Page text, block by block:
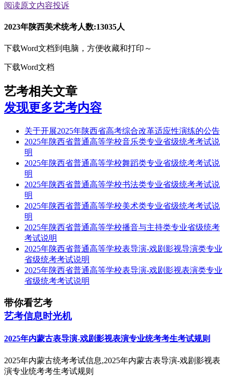
阅读原文内容投诉
2023年陕西美术统考人数:13035人
下载Word文档到电脑，方便收藏和打印～
下载Word文档
艺考相关文章
发现更多艺考内容
关于开展2025年陕西省高考综合改革适应性演练的公告
2025年陕西省普通高等学校音乐类专业省级统考考试说
明
2025年陕西省普通高等学校舞蹈类专业省级统考考试说
明
2025年陕西省普通高等学校书法类专业省级统考考试说
明
2025年陕西省普通高等学校美术类专业省级统考考试说
明
2025年陕西省普通高等学校播音与主持类专业省级统考
考试说明
2025年陕西省普通高等学校表导演-戏剧影视导演类专业
省级统考考试说明
2025年陕西省普通高等学校表导演-戏剧影视表演类专业
省级统考考试说明
带你看艺考
艺考信息时光机
2025年内蒙古表导演-戏剧影视表演专业统考考生考试规则
2025年内蒙古统考考试信息,2025年内蒙古表导演-戏剧影视表
演专业统考考生考试规则